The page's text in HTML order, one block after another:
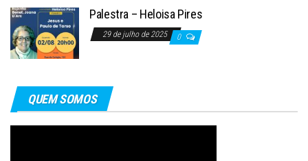
Palestra – Heloisa Pires
29 de julho de 2025 0
QUEM SOMOS